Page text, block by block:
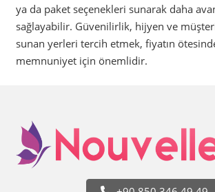
ya da paket seçenekleri sunarak daha
sağlayabilir. Güvenilirlik, hijyen ve
sunan yerleri tercih etmek, fiyatın
memnuniyet için önemlidir.